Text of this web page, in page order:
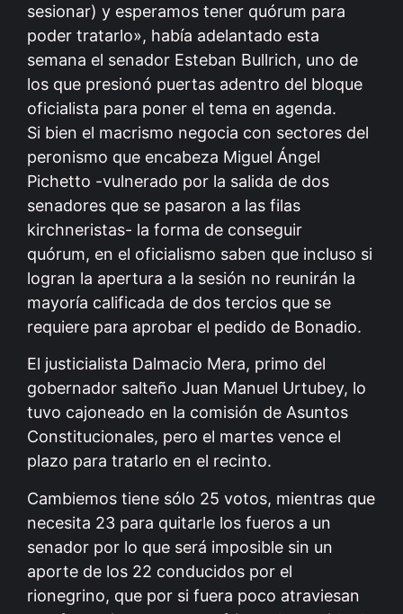
sesionar) y esperamos tener quórum para
poder tratarlo», había adelantado esta
semana el senador Esteban Bullrich, uno de
los que presionó puertas adentro del bloque
oficialista para poner el tema en agenda.
Si bien el macrismo negocia con sectores del
peronismo que encabeza Miguel Ángel
Pichetto -vulnerado por la salida de dos
senadores que se pasaron a las filas
kirchneristas- la forma de conseguir
quórum, en el oficialismo saben que incluso si
logran la apertura a la sesión no reunirán la
mayoría calificada de dos tercios que se
requiere para aprobar el pedido de Bonadio.
El justicialista Dalmacio Mera, primo del
gobernador salteño Juan Manuel Urtubey, lo
tuvo cajoneado en la comisión de Asuntos
Constitucionales, pero el martes vence el
plazo para tratarlo en el recinto.
Cambiemos tiene sólo 25 votos, mientras que
necesita 23 para quitarle los fueros a un
senador por lo que será imposible sin un
aporte de los 22 conducidos por el
rionegrino, que por si fuera poco atraviesan